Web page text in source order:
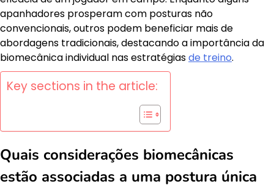
apanhadores prosperam com posturas não
convencionais, outros podem beneficiar mais de
abordagens tradicionais, destacando a importância da
biomecânica individual nas estratégiasde treino.
Key sections in the article:
Quais considerações biomecânicas
estão associadas a uma postura única